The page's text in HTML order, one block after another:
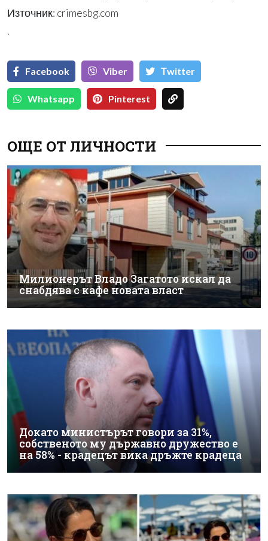
Източник: crimesbg.com
`
Facebook Viber Тwitter
Whatsapp Pinterest
ОЩЕ ОТ ЛИЧНОСТИ
Милионерът Владо Загатото искал да
снабдява с кафе новата власт
Докато министърът говори за 31%,
собственото му държавно дружество е
на 58% - крадецът вика дръжте крадеца